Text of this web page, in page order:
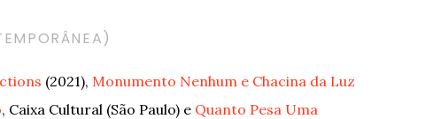
(2021), Monumento Nenhum e Chacina da Luz
, Caixa Cultural (São Paulo) e Quanto Pesa Uma